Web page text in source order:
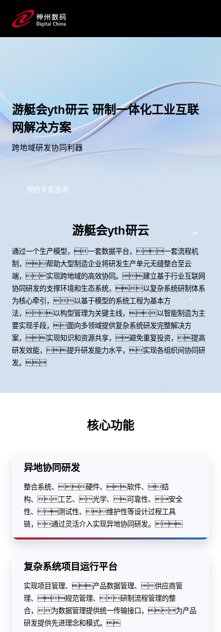
游艇会yth研云 研制一体化工业互联
网解决方案
跨地域研发协同利器
预约专家咨询
游艇会yth研云
通过一个生产模型，一套数据平台，一套流程机
制，帮助大型制造企业将研发生产单元无缝整合至云
端，实现跨地域的高效协同。建立基于行业互联网
协同研发的支撑环境和生态系统，以复杂系统研制体系
为核心牵引，以基于模型的系统工程为基本方
法，以构型管理为关键主线，以智能制造为主
要实现手段，面向多领域提供复杂系统研发完整解决方
案，实现知识和资源共享，避免重复投资，提高
研发效能，提升研发能力水平，实现各组织间协同研
发。
核心功能
异地协同研发
整合系统、硬件、软件、结
构、工艺、光学、可靠性、安全
性、测试性、维护性等设计过程工具
链，通过灵活介入实现异地协同研发。
复杂系统项目运行平台
实现项目管理、产品数据管理、供应商管
理、规范管理、研制流程管理的整
合，为数据管理提供统一传输接口，为产品
研发提供先进理念和模式。